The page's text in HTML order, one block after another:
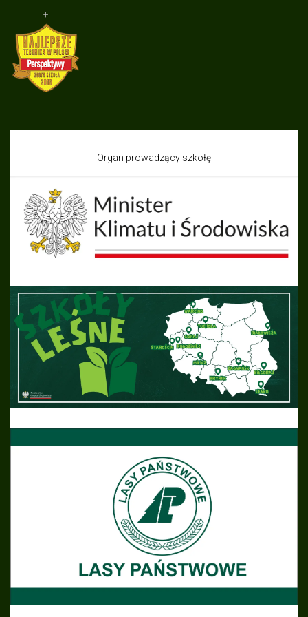
+
Organ prowadzący szkołę